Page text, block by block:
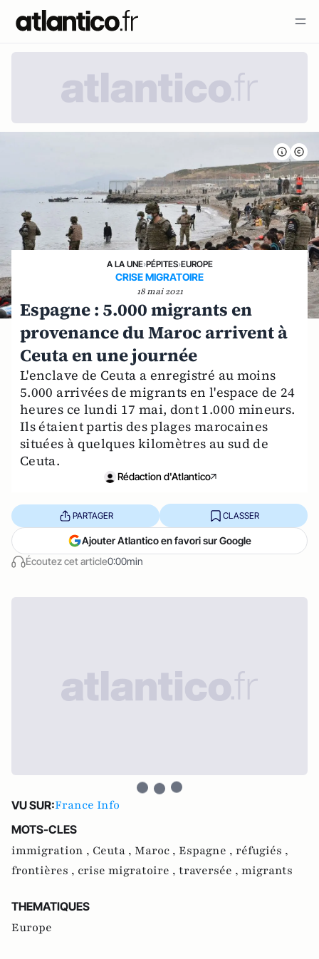
A LA UNE›PÉPITES›EUROPE
CRISE MIGRATOIRE
18 mai 2021
Espagne : 5.000 migrants en
provenance du Maroc arrivent à
Ceuta en une journée
L'enclave de Ceuta a enregistré au moins
5.000 arrivées de migrants en l'espace de 24
heures ce lundi 17 mai, dont 1.000 mineurs.
Ils étaient partis des plages marocaines
situées à quelques kilomètres au sud de
Ceuta.
Rédaction d'Atlantico
Écoutez cet article0:00min
PARTAGER CLASSER
Ajouter Atlantico en favori sur Google
VU SUR:France Info
MOTS-CLES
immigration , Ceuta , Maroc , Espagne , réfugiés ,
frontières , crise migratoire , traversée , migrants
THEMATIQUES
Europe